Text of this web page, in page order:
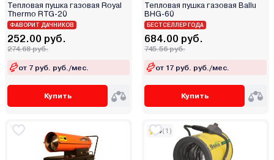
Тепловая пушка газовая Royal
Thermo RTG-20
ФАВОРИТ ДАЧНИКОВ
252.00 руб.
274.68 руб.
от 7 руб. руб./мес.
Купить
Тепловая пушка газовая Ballu
BHG-60
БЕСТСЕЛЛЕР ГОДА
684.00 руб.
745.56 руб.
от 17 руб. руб./мес.
Купить
5(1)